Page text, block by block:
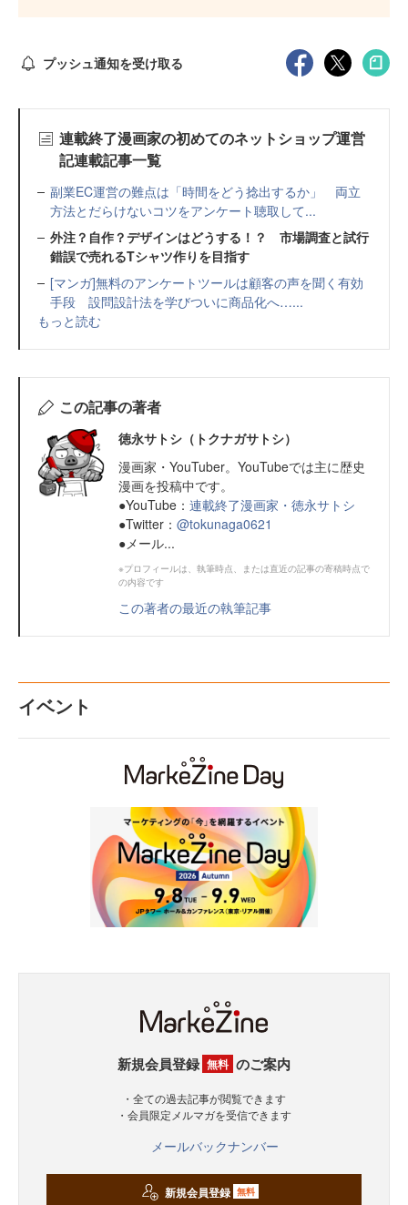
プッシュ通知を受け取る
連載終了漫画家の初めてのネットショップ運営
記連載記事一覧
副業EC運営の難点は「時間をどう捻出するか」 両立
方法とだらけないコツをアンケート聴取して...
外注？自作？デザインはどうする！？ 市場調査と試行
錯誤で売れるTシャツ作りを目指す
[マンガ]無料のアンケートツールは顧客の声を聞く有効
手段 設問設計法を学びついに商品化へ…...
もっと読む
この記事の著者
徳永サトシ（トクナガサトシ）
漫画家・YouTuber。YouTubeでは主に歴史
漫画を投稿中です。
●YouTube： 連載終了漫画家・徳永サトシ
●Twitter： @tokunaga0621
●メール...
※プロフィールは、執筆時点、または直近の記事の寄稿時点で
の内容です
この著者の最近の執筆記事
イベント
新規会員登録 無料 のご案内
・全ての過去記事が閲覧できます
・会員限定メルマガを受信できます
メールバックナンバー
新規会員登録 無料